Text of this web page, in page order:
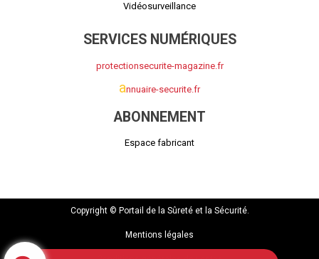
Vidéosurveillance
SERVICES NUMÉRIQUES
protectionsecurite-magazine.fr
annuaire-securite.fr
ABONNEMENT
Espace fabricant
Copyright © Portail de la Sûreté et la Sécurité.
Mentions légales